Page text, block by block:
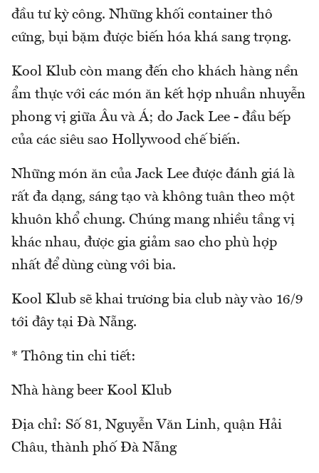
đầu tư kỳ công. Những khối container thô
cứng, bụi bặm được biến hóa khá sang trọng.
Kool Klub còn mang đến cho khách hàng nền
ẩm thực với các món ăn kết hợp nhuần nhuyễn
phong vị giữa Âu và Á; do Jack Lee - đầu bếp
của các siêu sao Hollywood chế biến.
Những món ăn của Jack Lee được đánh giá là
rất đa dạng, sáng tạo và không tuân theo một
khuôn khổ chung. Chúng mang nhiều tầng vị
khác nhau, được gia giảm sao cho phù hợp
nhất để dùng cùng với bia.
Kool Klub sẽ khai trương bia club này vào 16/9
tới đây tại Đà Nẵng.
* Thông tin chi tiết:
Nhà hàng beer Kool Klub
Địa chỉ: Số 81, Nguyễn Văn Linh, quận Hải
Châu, thành phố Đà Nẵng